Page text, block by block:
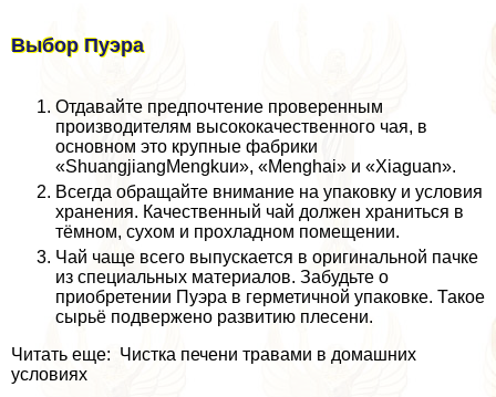
Выбор Пуэра
Отдавайте предпочтение проверенным
производителям высококачественного чая, в
основном это крупные фабрики
«ShuangjiangMengkuи», «Menghai» и «Xiaguan».
Всегда обращайте внимание на упаковку и условия
хранения. Качественный чай должен храниться в
тёмном, сухом и прохладном помещении.
Чай чаще всего выпускается в оригинальной пачке
из специальных материалов. Забудьте о
приобретении Пуэра в герметичной упаковке. Такое
сырьё подвержено развитию плесени.
Читать еще: Чистка печени травами в домашних
условиях